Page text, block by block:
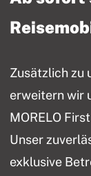
Zusätzlich zu
erweitern wir
MORELO
Unser
exklusive